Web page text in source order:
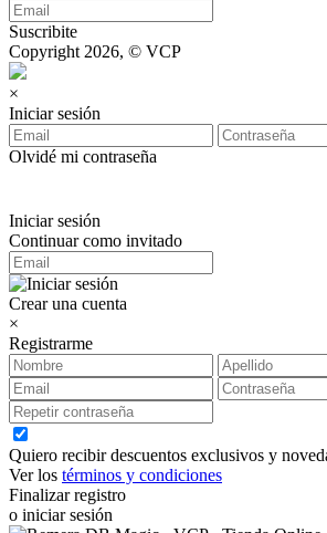
Suscribite
Copyright 2026, © VCP
×
Iniciar sesión
Olvidé mi contraseña
Iniciar sesión
Continuar como invitado
Crear una cuenta
×
Registrarme
Quiero recibir descuentos exclusivos y
Ver los términos y condiciones
Finalizar registro
o iniciar sesión